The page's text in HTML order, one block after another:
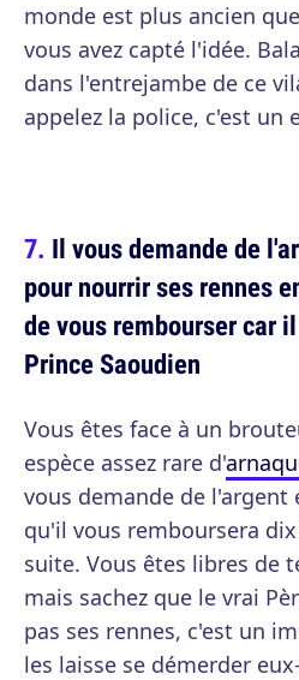
monde est plus ancien
vous avez capté l'idée.
dans l'entrejambe de ce
appelez la police, c'est un
Il vous demande de
pour nourrir ses rennes
de vous rembourser car
Prince Saoudien
Vous êtes face à un
espèce assez rare d'
vous demande de
qu'il vous remboursera
suite. Vous êtes libres de
mais sachez que le vrai
pas ses rennes, c'est un
les laisse se démerder